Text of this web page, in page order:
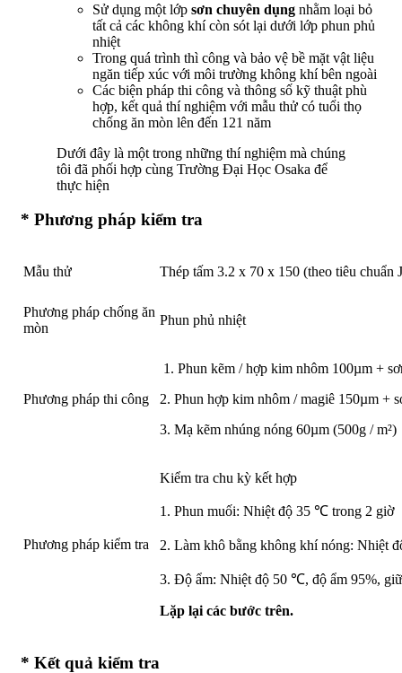
Sử dụng một lớp sơn chuyên dụng nhằm loại bỏ
tất cả các không khí còn sót lại dưới lớp phun phủ
nhiệt
Trong quá trình thì công và bảo vệ bề mặt vật liệu
ngăn tiếp xúc với môi trường không khí bên ngoài
Các biện pháp thi công và thông số kỹ thuật phù
hợp, kết quả thí nghiệm với mẫu thử có tuổi thọ
chống ăn mòn lên đến 121 năm
Dưới đây là một trong những thí nghiệm mà chúng
tôi đã phối hợp cùng Trường Đại Học Osaka để
thực hiện
* Phương pháp kiểm tra
Mẫu thử Thép tấm 3.2 x 70 x 150 (theo tiêu chuẩn
Phương pháp chống ăn
mòn
Phun phủ nhiệt
Phương pháp thi công
1. Phun kẽm / hợp kim nhôm 100µm +
2. Phun hợp kim nhôm / magiê 150µm +
3. Mạ kẽm nhúng nóng 60µm (500g / m²)
Phương pháp kiểm tra
Kiểm tra chu kỳ kết hợp
1. Phun muối: Nhiệt độ 35 ℃ trong 2 giờ
2. Làm khô bằng không khí nóng: Nhiệt
3. Độ ẩm: Nhiệt độ 50 ℃, độ ẩm 95%,
Lặp lại các bước trên.
* Kết quả kiểm tra